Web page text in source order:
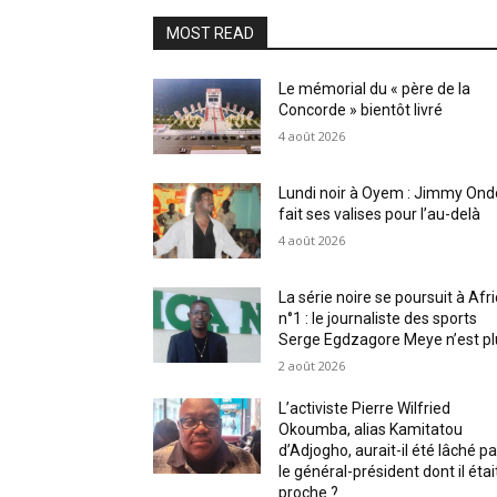
MOST READ
Le mémorial du « père de la
Concorde » bientôt livré
4 août 2026
Lundi noir à Oyem : Jimmy
fait ses valises pour l’au-delà
4 août 2026
La série noire se poursuit à
n°1 : le journaliste des sports
Serge Egdzagore Meye n’est
2 août 2026
L’activiste Pierre Wilfried
Okoumba, alias Kamitatou
d’Adjogho, aurait-il été lâché
le général-président dont il
proche ?